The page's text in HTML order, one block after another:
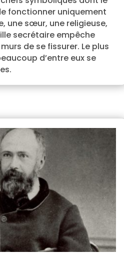
fonctionner uniquement
une sœur, une religieuse,
secrétaire empêche
de se fissurer. Le plus
d’entre eux se